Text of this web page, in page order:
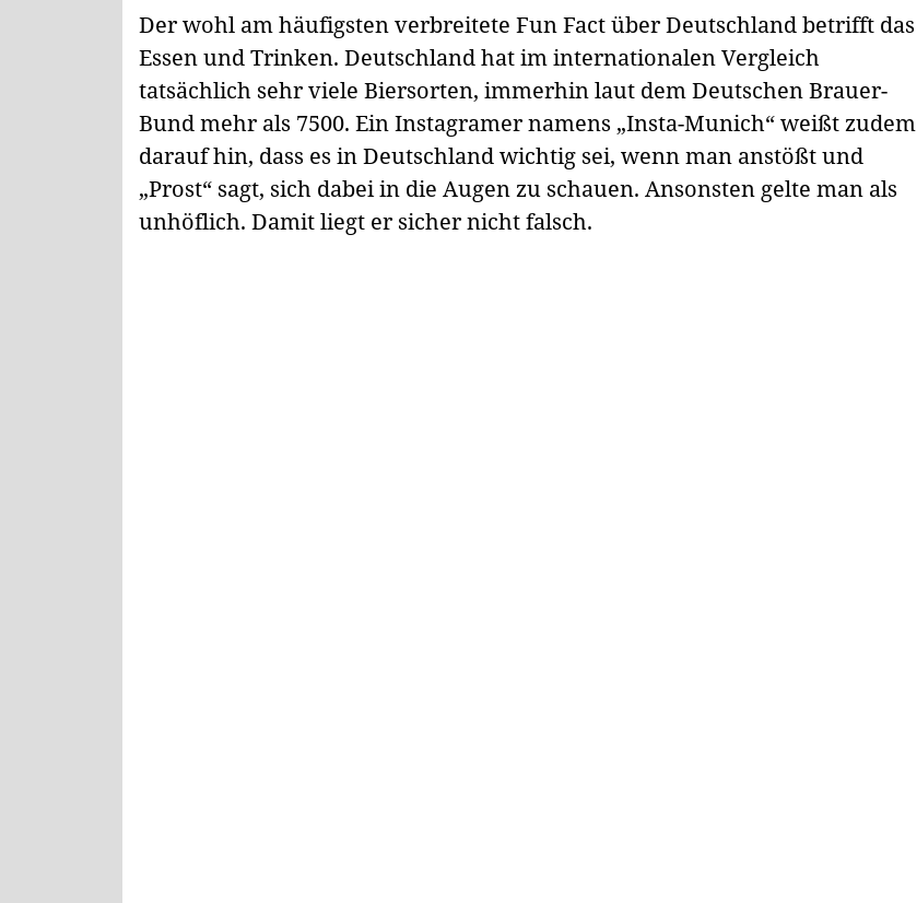
Der wohl am häufigsten verbreitete Fun Fact über Deutschland betrifft das
Essen und Trinken. Deutschland hat im internationalen Vergleich
tatsächlich sehr viele Biersorten, immerhin laut dem Deutschen Brauer-
Bund mehr als 7500. Ein Instagramer namens „Insta-Munich“ weißt zudem
darauf hin, dass es in Deutschland wichtig sei, wenn man anstößt und
„Prost“ sagt, sich dabei in die Augen zu schauen. Ansonsten gelte man als
unhöflich. Damit liegt er sicher nicht falsch.